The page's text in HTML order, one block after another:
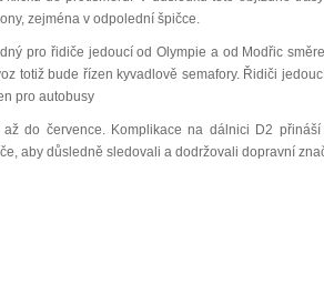
zejména v odpolední špičce.
pro řidiče jedoucí od Olympie a od Modřic
totiž bude řízen kyvadlově semafory. Řidiči
pro autobusy
do července. Komplikace na dálnici D2
aby důsledně sledovali a dodržovali dopravní